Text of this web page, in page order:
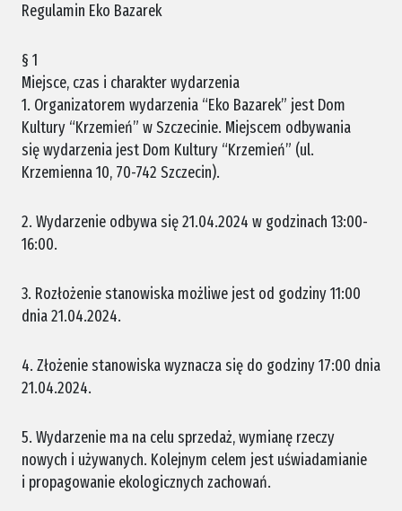
Regulamin Eko Bazarek
§ 1
Miejsce, czas i charakter wydarzenia
1. Organizatorem wydarzenia “Eko Bazarek” jest Dom
Kultury “Krzemień” w Szczecinie. Miejscem odbywania
się wydarzenia jest Dom Kultury “Krzemień” (ul.
Krzemienna 10, 70-742 Szczecin).
2. Wydarzenie odbywa się 21.04.2024 w godzinach 13:00-
16:00.
3. Rozłożenie stanowiska możliwe jest od godziny 11:00
dnia 21.04.2024.
4. Złożenie stanowiska wyznacza się do godziny 17:00 dnia
21.04.2024.
5. Wydarzenie ma na celu sprzedaż, wymianę rzeczy
nowych i używanych. Kolejnym celem jest uświadamianie
i propagowanie ekologicznych zachowań.